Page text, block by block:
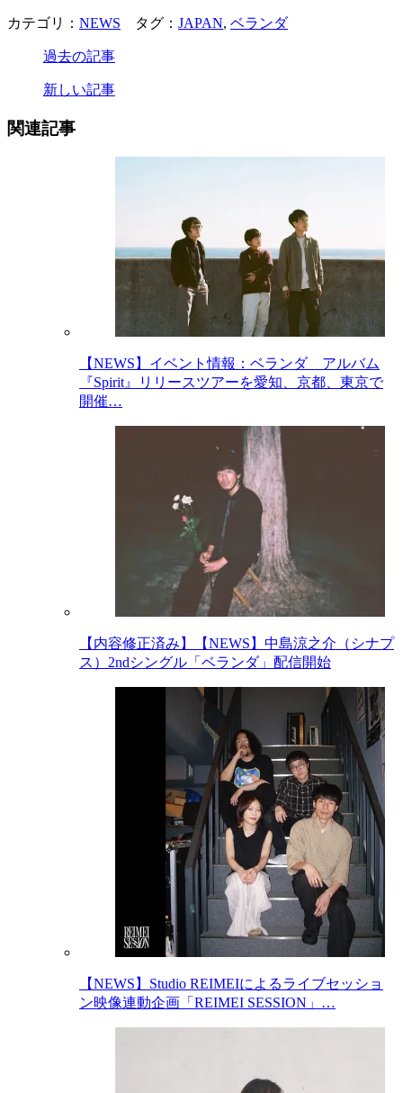
カテゴリ： NEWS タグ： JAPAN, ベランダ
過去の記事
新しい記事
関連記事
【NEWS】イベント情報：ベランダ アルバム
『Spirit』リリースツアーを愛知、京都、東京で
開催…
【内容修正済み】【NEWS】中島涼之介（シナプ
ス）2ndシングル「ベランダ」配信開始
【NEWS】Studio REIMEIによるライブセッショ
ン映像連動企画「REIMEI SESSION」…